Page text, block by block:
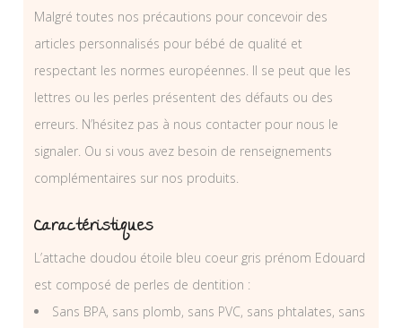
Malgré toutes nos précautions pour concevoir des
articles personnalisés pour bébé de qualité et
respectant les normes européennes. Il se peut que les
lettres ou les perles présentent des défauts ou des
erreurs. N’hésitez pas à nous contacter pour nous le
signaler. Ou si vous avez besoin de renseignements
complémentaires sur nos produits.
Caractéristiques
L’attache doudou étoile bleu coeur gris prénom Edouard
est composé de perles de dentition :
Sans BPA, sans plomb, sans PVC, sans phtalates, sans